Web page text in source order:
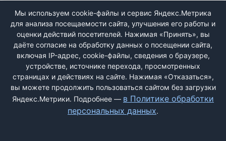
ВХОД
РЕГИСТРАЦИЯ
Быстрая регистрациячерез соцсети:
Мы используем cookie-файлы и сервис Яндекс.Метрика
для анализа посещаемости сайта, улучшения его работы и
оценки действий посетителей. Нажимая «Принять», вы
даёте согласие на обработку данных о посещении сайта,
включая IP-адрес, cookie-файлы, сведения о браузере,
устройстве, источнике перехода, просмотренных
страницах и действиях на сайте. Нажимая «Отказаться»,
вы можете продолжить пользоваться сайтом без загрузки
Яндекс.Метрики. Подробнее — в Политике обработки
персональных данных.